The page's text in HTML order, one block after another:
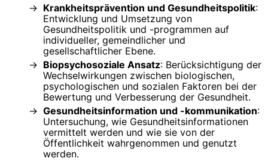
Krankheitsprävention und Gesundheitspolitik:
Entwicklung und Umsetzung von
Gesundheitspolitik und -programmen auf
individueller, gemeindlicher und
gesellschaftlicher Ebene.
Biopsychosoziale Ansatz: Berücksichtigung der
Wechselwirkungen zwischen biologischen,
psychologischen und sozialen Faktoren bei der
Bewertung und Verbesserung der Gesundheit.
Gesundheitsinformation und -kommunikation:
Untersuchung, wie Gesundheitsinformationen
vermittelt werden und wie sie von der
Öffentlichkeit wahrgenommen und genutzt
werden.